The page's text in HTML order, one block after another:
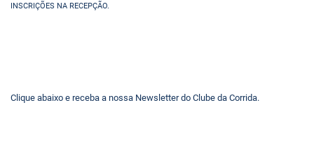
INSCRIÇÕES NA RECEPÇÃO.
Clique abaixo e receba a nossa Newsletter do Clube da Corrida.